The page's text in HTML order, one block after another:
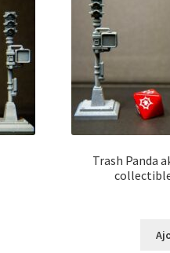
Trash Panda